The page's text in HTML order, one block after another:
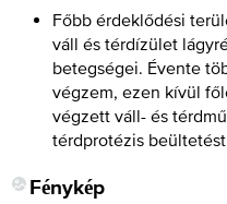
Főbb érdeklődési
váll és térdízület
betegségei. Évente
végzem, ezen kívül
végzett váll- és
térdprotézis
Fénykép